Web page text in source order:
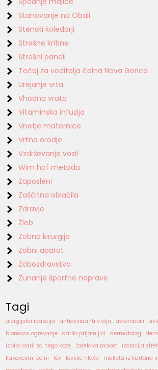
Stanovanje na Obali
Stenski koledarji
Strešne kritine
Strešni paneli
Tečaj za voditelja čolna Nova Gorica
Urejanje vrta
Vhodna vrata
Vitaminska infuzija
Vnetje maternice
Vrtno orodje
Vzdrževanje vozil
Wim hof metoda
Zaposleni
Zaščitna oblačila
Zdravje
Žleb
Zobna kirurgija
Zobni aparat
Zobozdravstvo
Zunanje športne naprave
Tagi
alergijska reakcija antioksidanti v olju avtomobili
biomasa ogrevanje
darilo prijateljici dermatolog
izbira daril za nego kože
izdelava maket izolacija
kakovostni čolni
lov lovske hlače
maketa iz kartona